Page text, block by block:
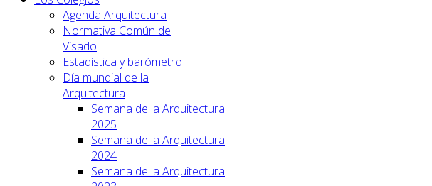
Agenda Arquitectura
Normativa Común de
Visado
Estadística y barómetro
Día mundial de la
Arquitectura
Semana de la Arquitectura
2025
Semana de la Arquitectura
2024
Semana de la Arquitectura